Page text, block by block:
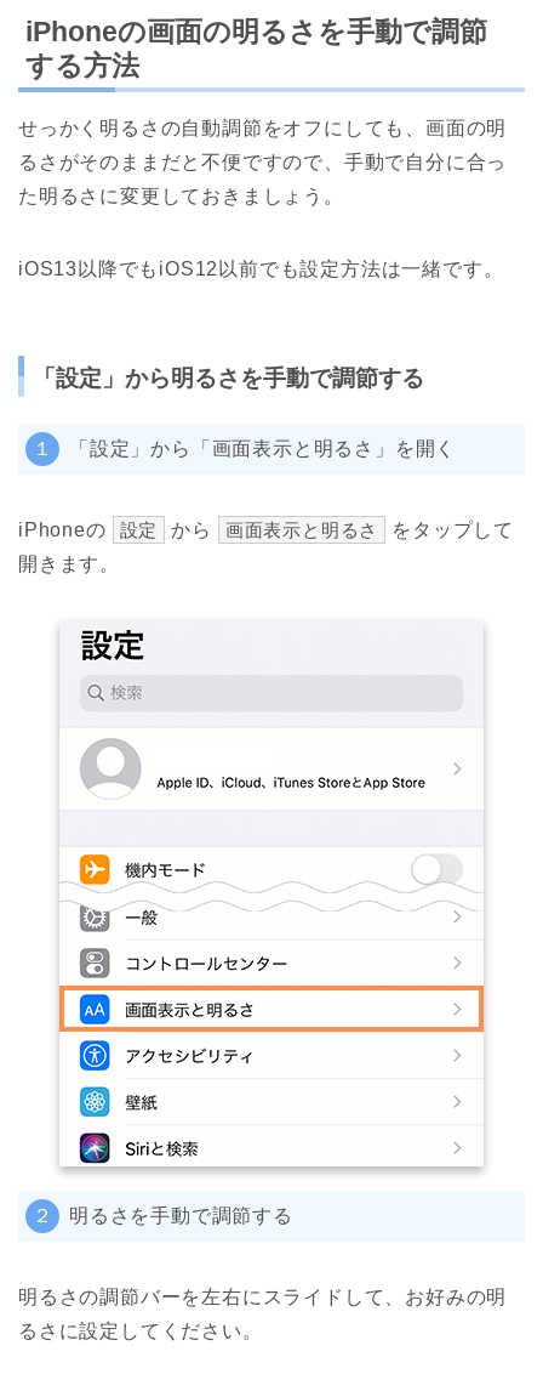
iPhoneの画面の明るさを手動で調節
する方法
せっかく明るさの自動調節をオフにしても、画面の明
るさがそのままだと不便ですので、手動で自分に合っ
た明るさに変更しておきましょう。
iOS13以降でもiOS12以前でも設定方法は一緒です。
「設定」から明るさを手動で調節する
１ 「設定」から「画面表示と明るさ」を開く
iPhoneの 設定 から 画面表示と明るさ
をタップして
開きます。
２ 明るさを手動で調節する
明るさの調節バーを左右にスライドして、お好みの明
るさに設定してください。